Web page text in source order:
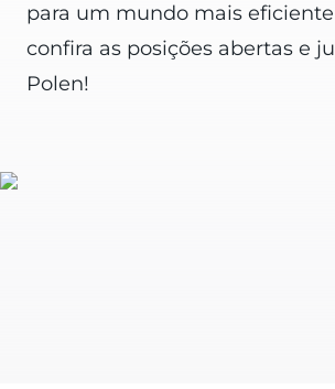
para um mundo mais
confira as posições abertas e
Polen!